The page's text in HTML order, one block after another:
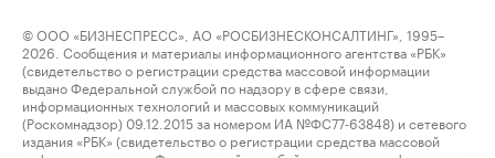
© ООО «БИЗНЕСПРЕСС», АО «РОСБИЗНЕСКОНСАЛТИНГ», 1995–
2026. Сообщения и материалы информационного агентства «РБК»
(свидетельство о регистрации средства массовой информации
выдано Федеральной службой по надзору в сфере связи,
информационных технологий и массовых коммуникаций
(Роскомнадзор) 09.12.2015 за номером ИА №ФС77-63848) и сетевого
издания «РБК» (свидетельство о регистрации средства массовой